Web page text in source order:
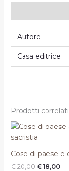
Autore
Casa editrice
Prodotti correlati
Cose di paese e
€20,00
Il
prezzo
originale
€ 20,00.
€18,00
Il
€